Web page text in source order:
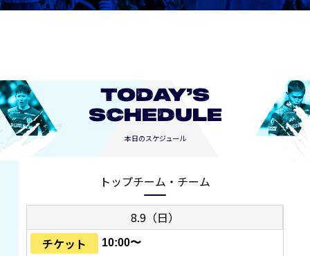
TODAY’S
SCHEDULE
本日のスケジュール
トップチーム・チーム
8.9（日）
チケット
10:00〜